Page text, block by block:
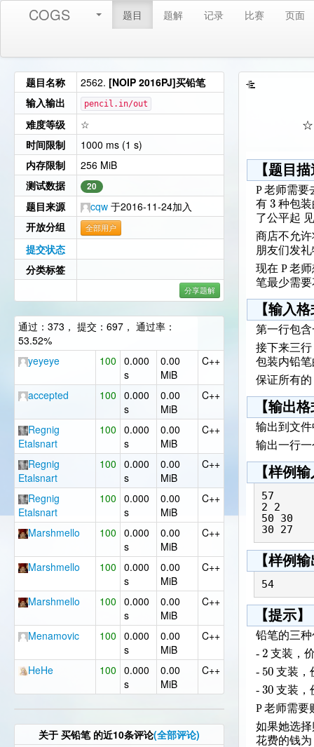
COGS 题目 题解 记录 比赛 页面
题目名称 2562. [NOIP 2016PJ]买铅笔
输入输出
pencil.in/out
难度等级
☆
时间限制
1000 ms (1 s)
内存限制
256 MiB
测试数据
20
题目来源 cqw 于2016-11-24加入
开放分组
全部用户
提交状态
分类标签
分享题解
通过：373， 提交：697， 通过率：
53.52%
yeyeye
100 0.000
s
0.00
MiB
C++
accepted 100 0.000
s
0.00
MiB
C++
Regnig
Etalsnart
100 0.000
s
0.00
MiB
C++
Regnig
Etalsnart
100 0.000
s
0.00
MiB
C++
Regnig
Etalsnart
100 0.000
s
0.00
MiB
C++
Marshmello 100 0.000
s
0.00
MiB
C++
Marshmello 100 0.000
s
0.00
MiB
C++
Marshmello 100 0.000
s
0.00
MiB
C++
Menamovic 100 0.000
s
0.00
MiB
C++
HeHe 100 0.000
s
0.00
MiB
C++
关于 买铅笔的近10条评论(全部评论)
☆
【题目
P 老师需
有 3 种包
了公平起
商店不允
朋友们发
现在 P 老
笔最少需
【输入
第一行包
接下来三
包装内铅
保证所有的
【输出
输出到文
输出一行
【样例
57
2 2
50 30
30 27
【样例
54
【提示】
铅笔的三
- 2 支装，
- 50 支装，
- 30 支装，
P 老师需
如果她选
花费的钱为